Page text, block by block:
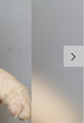
d